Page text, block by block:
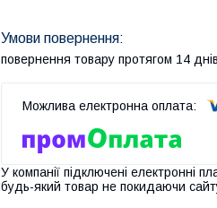
повернення товару протягом 14 днів
У компанії підключені електронні
будь-який товар не покидаючи